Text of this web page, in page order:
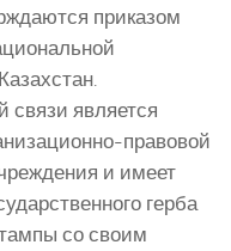
приказом
связи является
правовой
и имеет
герба
со своим